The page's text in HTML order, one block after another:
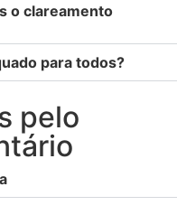
o clareamento
para todos?
pelo